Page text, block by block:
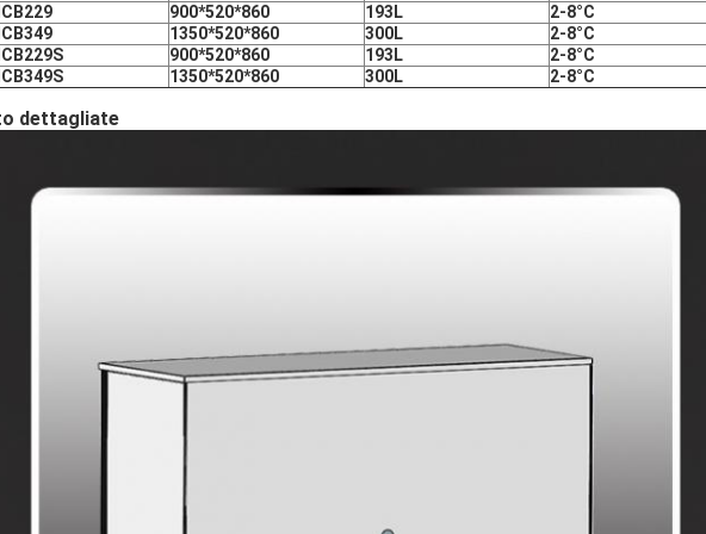
900*520*860 193L 2-8°C
1350*520*860 300L 2-8°C
900*520*860 193L 2-8°C
1350*520*860 300L 2-8°C
dettagliate